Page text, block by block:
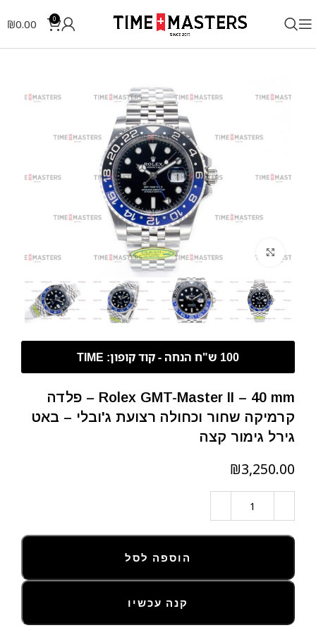
0
₪0.00
לחצו להגדלה
Rolex GMT-Master II – 40 mm – פלדה
קרמיקה שחור וכחולה רצועת ג'ובלי – באט
גירל גימור קצה
₪
הוספה לסל
קנה עכשיו